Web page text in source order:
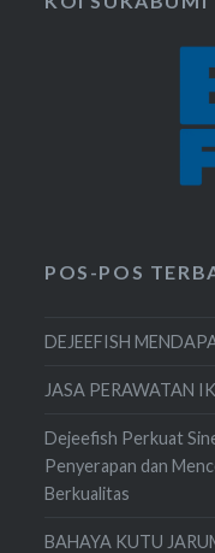
POS-POS
DEJEEFISH
JASA PERAWATAN
Dejeefish Perkuat
Penyerapan dan
Berkualitas
BAHAYA KUTU